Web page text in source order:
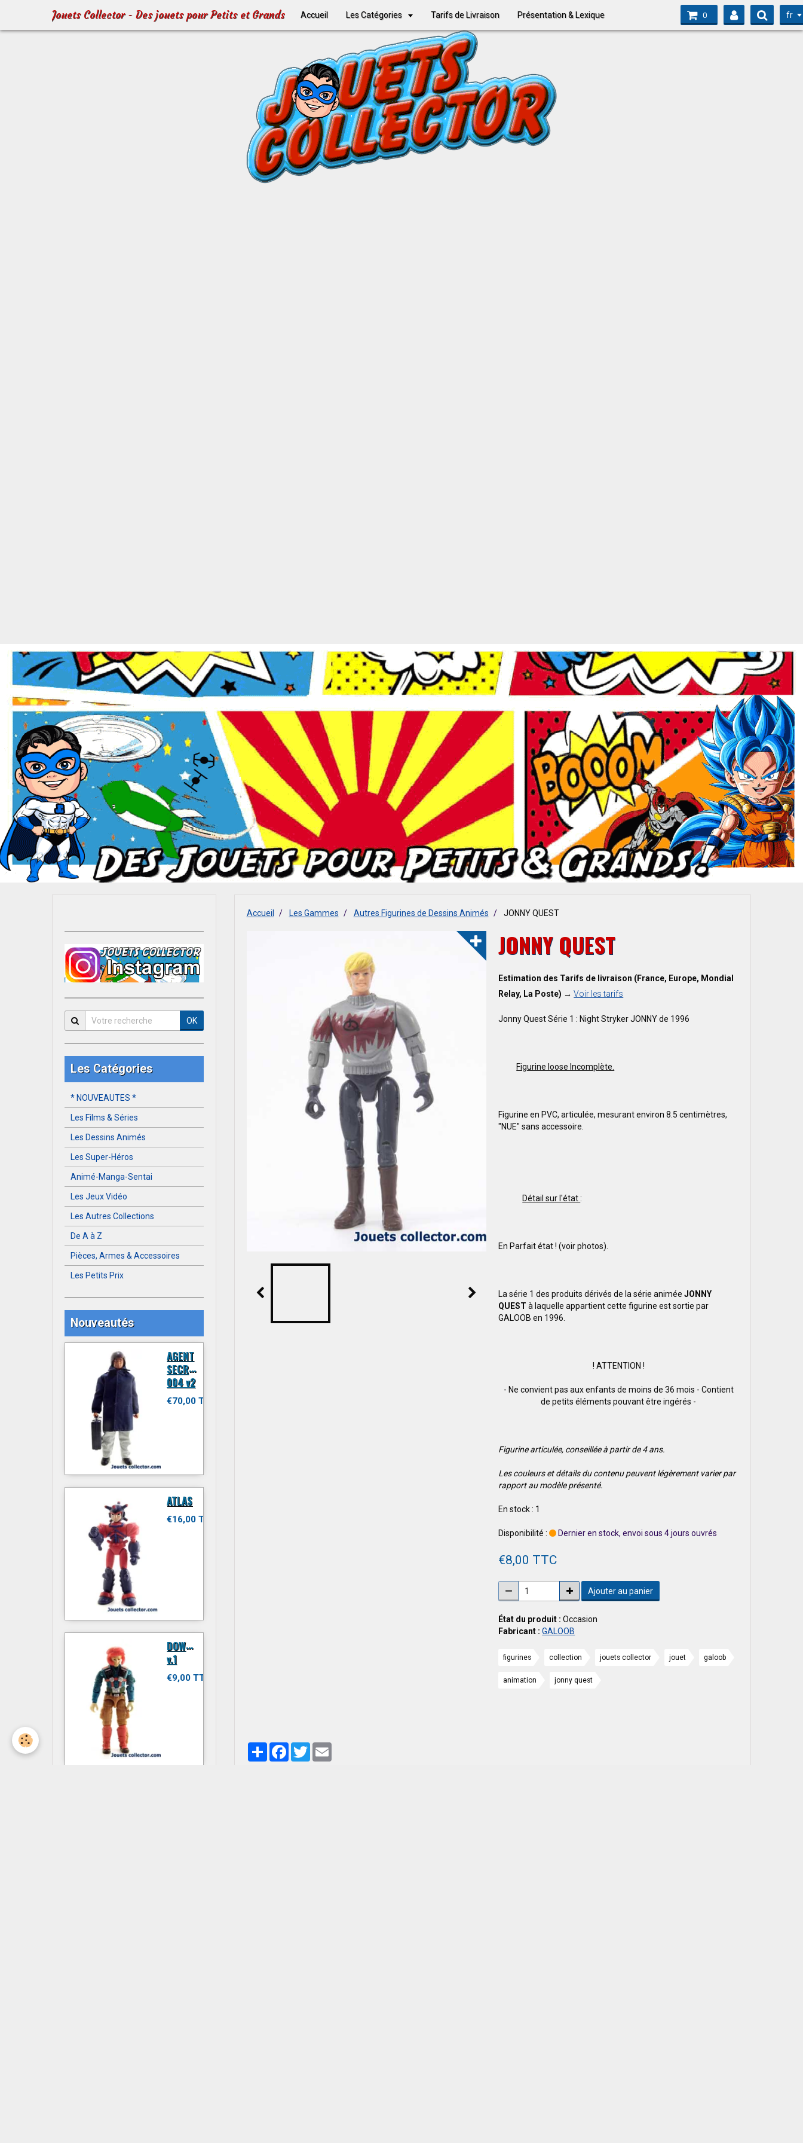
Jouets Collector - Des jouets pour Petits et Grands Accueil Les Catégories Tarifs de Livraison Présentation & Lexique 0 fr
Accueil Les Gammes Autres Figurines de Dessins Animés JONNY QUEST
JONNY QUEST
Estimation des Tarifs de livraison (France, Europe, Mondial
Relay, La Poste) → Voir les tarifs
Jonny Quest Série 1 : Night Stryker JONNY de 1996
Figurine loose Incomplète.
Figurine en PVC, articulée, mesurant environ 8.5 centimètres,
"NUE" sans accessoire.
Détail sur l'état:
En Parfait état ! (voir photos).
La série 1 des produits dérivés de la série animéeJONNY
QUEST à laquelle appartient cette figurine est sortie par
GALOOB en 1996.
! ATTENTION !
- Ne convient pas aux enfants de moins de 36 mois - Contient
de petits éléments pouvant être ingérés -
Figurine articulée, conseillée à partir de 4 ans.
Les couleurs et détails du contenu peuvent légèrement varier par
rapport au modèle présenté.
En stock : 1
Disponibilité : Dernier en stock, envoi sous 4 jours ouvrés
€8,00 TTC
Ajouter au panier
État du produit : Occasion
Fabricant : GALOOB
figurines collection jouets collector jouet galoob
animation jonny quest
PartagerFacebook
TwitterEmail
OK
Les Catégories
* NOUVEAUTES *
Les Films & Séries
Les Dessins Animés
Les Super-Héros
Animé-Manga-Sentai
Les Jeux Vidéo
Les Autres Collections
De A à Z
Pièces, Armes & Accessoires
Les Petits Prix
Nouveautés
AGENT
SECRET
004 v2
€70,00 TTC
ATLAS
€16,00 TTC
D
OWNTOWN
v.1
€9,00 TTC